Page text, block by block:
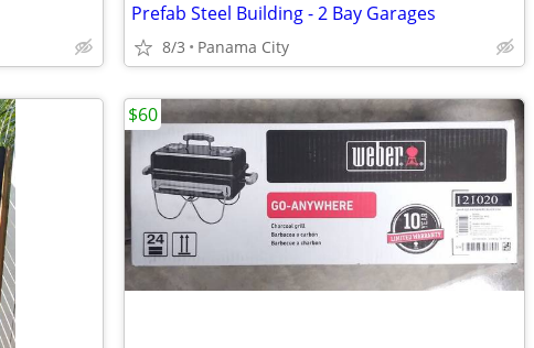
Prefab Steel Building - 2 Bay Garages
8/3 Panama City
$60